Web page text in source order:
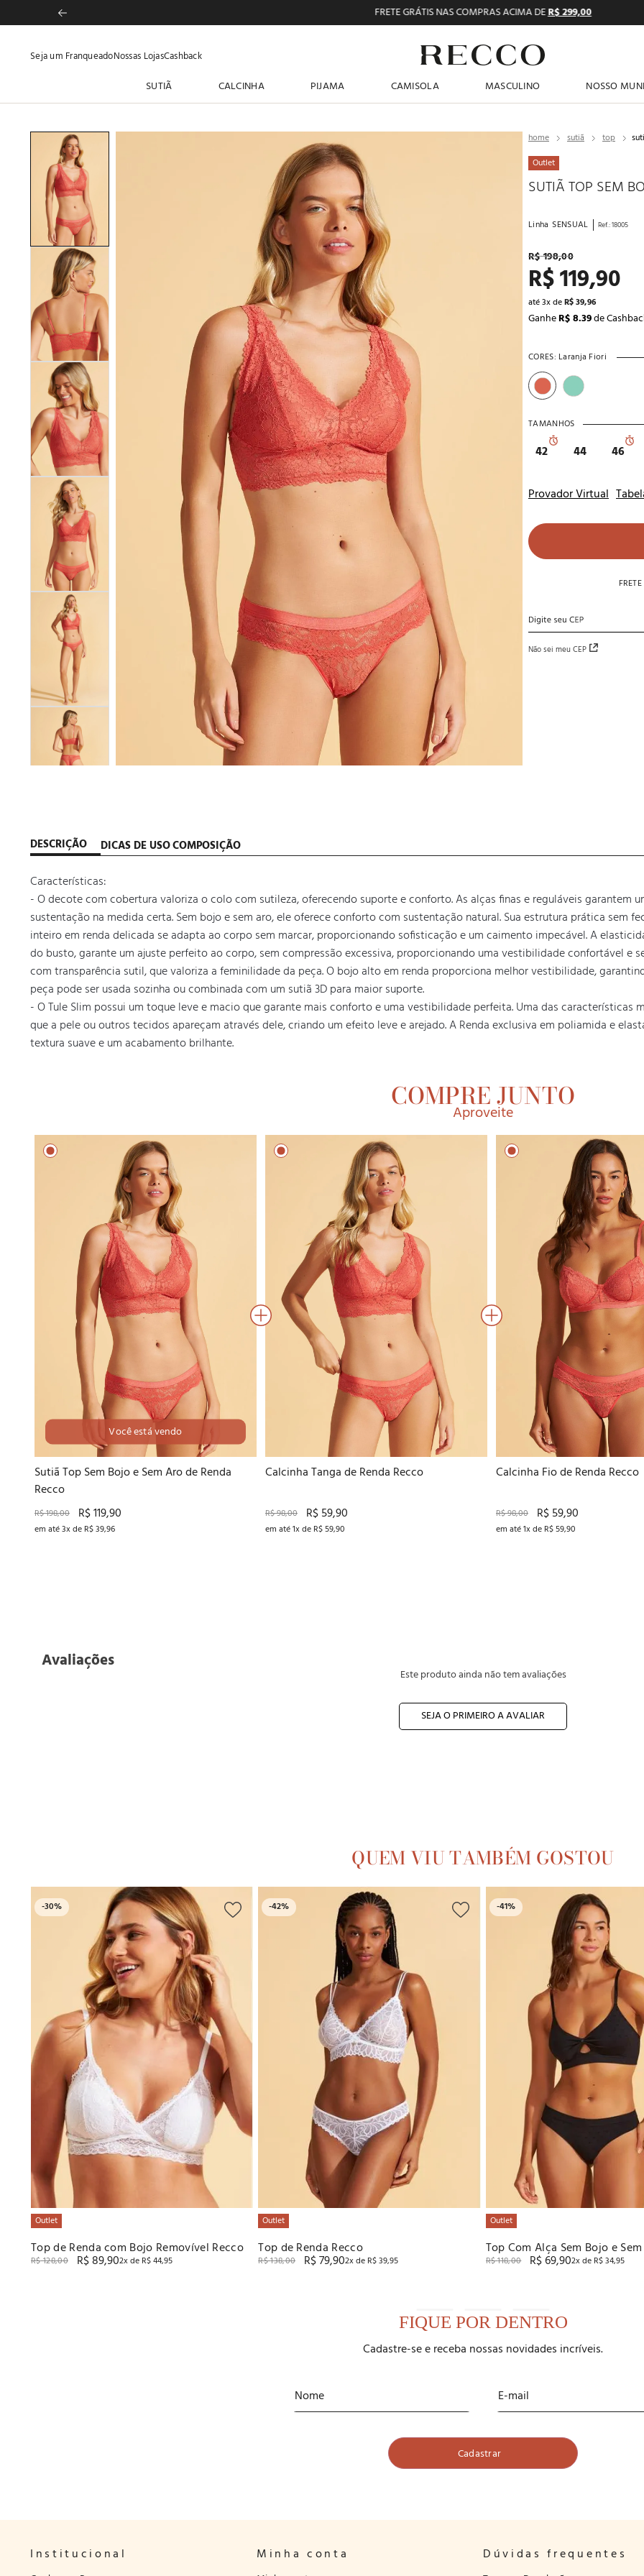
FRETE GRÁTIS NAS COMPRAS ACIMA DER$ 299,00
Seja um FranqueadoNossas LojasCashback
SUTIÃ CALCINHA PIJAMA CAMISOLA MASCULINO NOSSO
sutiã top
Outlet
SUTIÃ TOP SEM
Linha SENSUAL Ref.:18005
R$198,00
R$119,90
até3x deR$39,96
GanheR$ 8.39de
CORES: Laranja Fiori
TAMANHOS
46
42 44
Provador Virtual
Não sei meu CEP
DESCRIÇÃO DICAS DE USOCOMPOSIÇÃO
Características:
- O decote com cobertura valoriza o colo com sutileza, oferecendo suporte e conforto. As alças finas e reguláveis garantem
sustentação na medida certa. Sem bojo e sem aro, ele oferece conforto com sustentação natural. Sua estrutura prática sem
inteiro em renda delicada se adapta ao corpo sem marcar, proporcionando sofisticação e um caimento impecável. A
do busto, garante um ajuste perfeito ao corpo, sem compressão excessiva, proporcionando uma vestibilidade confortável e
com transparência sutil, que valoriza a feminilidade da peça. O bojo alto em renda proporciona melhor vestibilidade,
peça pode ser usada sozinha ou combinada com um sutiã 3D para maior suporte.
- O Tule Slim possui um toque leve e macio que garante mais conforto e uma vestibilidade perfeita. Uma das características
que a pele ou outros tecidos apareçam através dele, criando um efeito leve e arejado. A Renda exclusiva em poliamida e
textura suave e um acabamento brilhante.
COMPRE JUNTO
Aproveite
Você está vendo
42 44 46
Sutiã Top Sem Bojo e Sem Aro de Renda
Recco
R$ 198,00 R$ 119,90
em até 3x de R$ 39,96
G
Calcinha Tanga de Renda Recco
R$ 98,00 R$ 59,90
em até 1x de R$ 59,90
M
Calcinha Fio de Renda Recco
R$ 98,00 R$ 59,90
em até 1x de R$ 59,90
Avaliações
Este produto ainda não tem avaliações
SEJA O PRIMEIRO A AVALIAR
QUEM VIU TAMBÉM GOSTOU
-30%
Outlet
Top de Renda com Bojo Removível Recco
R$128,00 R$89,902x de R$44,95
-42%
Outlet
Top de Renda Recco
R$138,00 R$79,902x de R$39,95
-41%
Outlet
Top Com Alça Sem Bojo e
Recco
R$118,00 R$69,902x de R$34,95
FIQUE POR DENTRO
Cadastre-se e receba nossas novidades incríveis.
Institucional Minha conta Dúvidas frequentes
1º pijama feminino
2º shortdoll
4
5º
6º pijama masculino
7º sutiã
8º
9º pantufa
10º noivas